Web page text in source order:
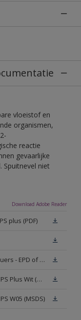
vloeistof en
organismen,
reactie
gevaarlijke
Spuitnevel niet
Download Adobe Reader
plus (PDF)
Sikkens Exterior Solventbased Laquers - EPD of Milieuproductverklaring
Veiligheidsinformatieblad Rubbol EPS Plus Wit (MSDS)
W05 (MSDS)